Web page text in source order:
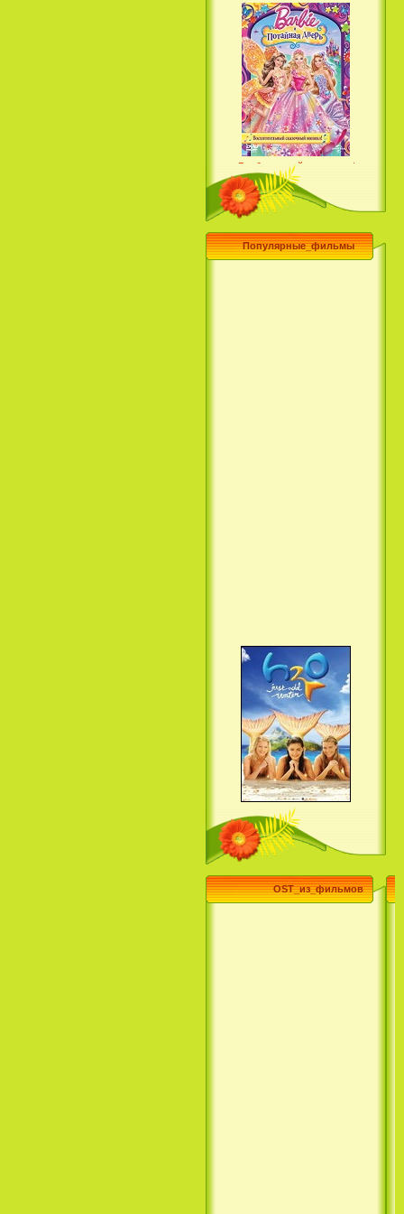
Барби и потайная дверь /
Barbie and the Secret Door
(2014)
Семейка Крудс / The Croods
(2013)
Эпик / Epic (2013)
Популярные_фильмы
H2O: Просто добавь воды (3
Сезон) / H2O: Just Add Water
(3 Season) (сериал)
OST_из_фильмов